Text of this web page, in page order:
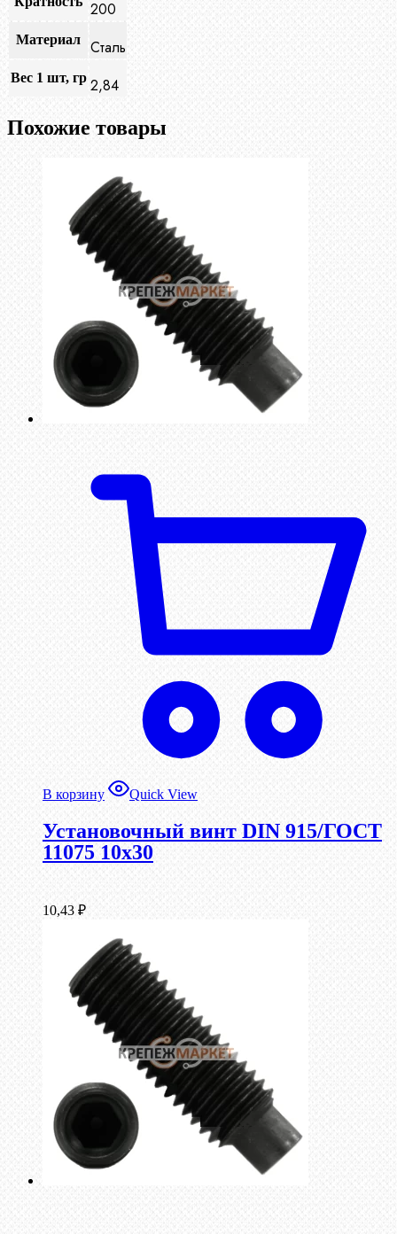
200
Материал Сталь
Вес 1 шт, гр 2,84
Похожие товары
В корзину Quick View
Установочный винт DIN 915/ГОСТ
11075 10х30
10,43 ₽